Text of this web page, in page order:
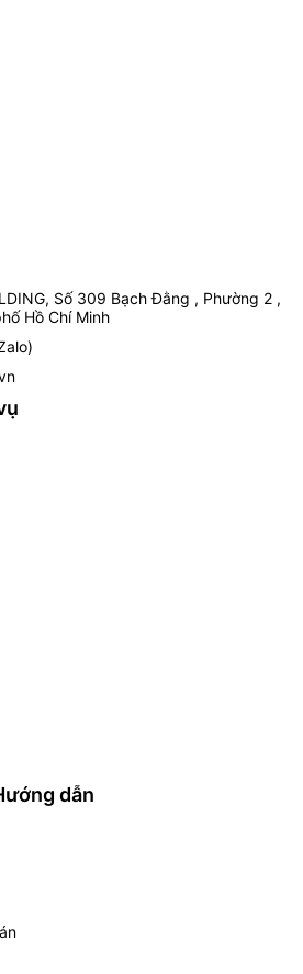
Số 309 Bạch Đằng , Phường 2 ,
Hồ Chí Minh
dẫn